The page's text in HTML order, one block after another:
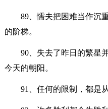
89、懦夫把困难当作沉
的阶梯。
90、失去了昨日的繁星
今天的朝阳。
91、任何的限制，都是